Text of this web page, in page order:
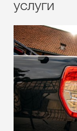
услуги